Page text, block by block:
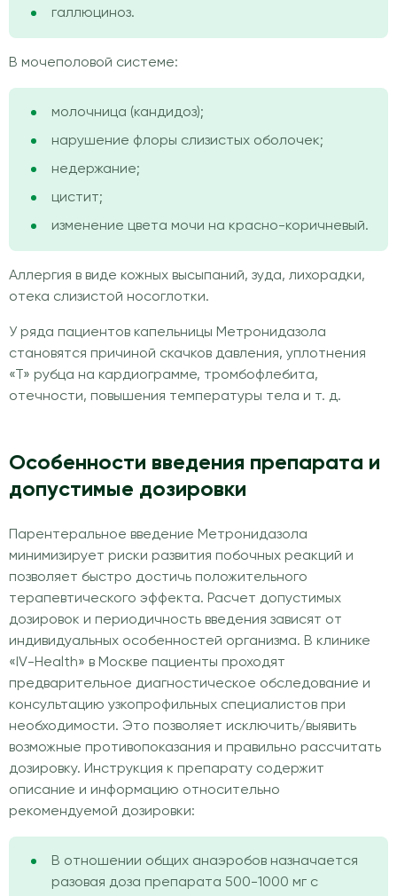
галлюциноз.
В мочеполовой системе:
молочница (кандидоз);
нарушение флоры слизистых оболочек;
недержание;
цистит;
изменение цвета мочи на красно-коричневый.
Аллергия в виде кожных высыпаний, зуда, лихорадки,
отека слизистой носоглотки.
У ряда пациентов капельницы Метронидазола
становятся причиной скачков давления, уплотнения
«Т» рубца на кардиограмме, тромбофлебита,
отечности, повышения температуры тела и т. д.
Особенности введения препарата и
допустимые дозировки
Парентеральное введение Метронидазола
минимизирует риски развития побочных реакций и
позволяет быстро достичь положительного
терапевтического эффекта. Расчет допустимых
дозировок и периодичность введения зависят от
индивидуальных особенностей организма. В клинике
«IV-Health» в Москве пациенты проходят
предварительное диагностическое обследование и
консультацию узкопрофильных специалистов при
необходимости. Это позволяет исключить/выявить
возможные противопоказания и правильно рассчитать
дозировку. Инструкция к препарату содержит
описание и информацию относительно
рекомендуемой дозировки:
В отношении общих анаэробов назначается
разовая доза препарата 500-1000 мг с